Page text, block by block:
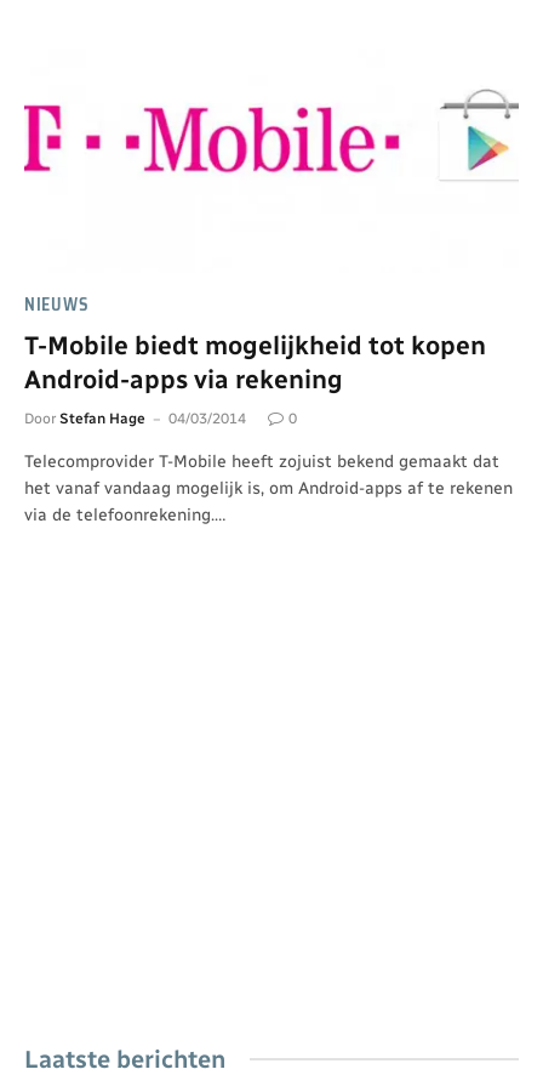
NIEUWS
T-Mobile biedt mogelijkheid tot kopen
Android-apps via rekening
Door Stefan Hage 04/03/2014 0
Telecomprovider T-Mobile heeft zojuist bekend gemaakt dat
het vanaf vandaag mogelijk is, om Android-apps af te rekenen
via de telefoonrekening.…
Laatste berichten